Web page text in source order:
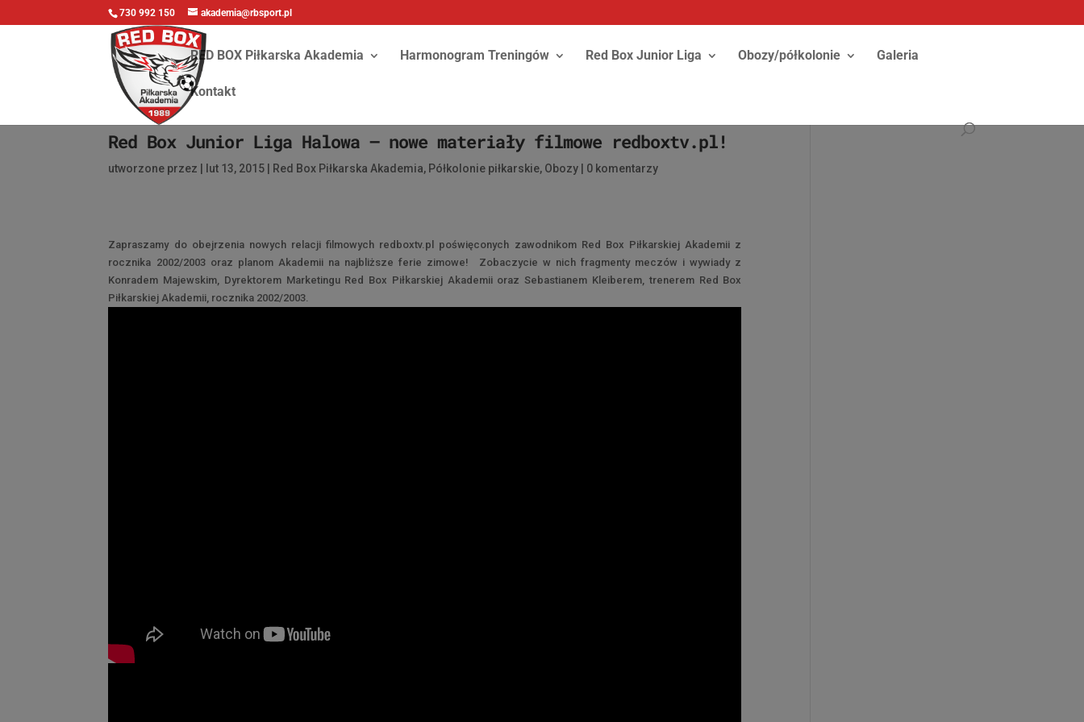
730 992 150 akademia@rbsport.pl
RED BOX Piłkarska Akademia Harmonogram Treningów Red Box Junior Liga Obozy/półkolonie Galeria
Kontakt
Red Box Junior Liga Halowa – nowe materiały filmowe redboxtv.pl!
utworzone przez lut 13, 2015 Red Box Piłkarska Akademia, Półkolonie piłkarskie, Obozy 0 komentarzy
Zapraszamy do obejrzenia nowych relacji filmowych redboxtv.pl poświęconych zawodnikom Red Box Piłkarskiej Akademii z
rocznika 2002/2003 oraz planom Akademii na najbliższe ferie zimowe! Zobaczycie w nich fragmenty meczów i wywiady z
Konradem Majewskim, Dyrektorem Marketingu Red Box Piłkarskiej Akademii oraz Sebastianem Kleiberem, trenerem Red Box
Piłkarskiej Akademii, rocznika 2002/2003.